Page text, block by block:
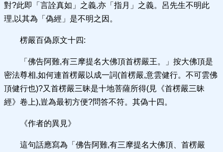
對?此即「言詮真如」之義,亦「指月」之義。呂先生不明此
理,以其為「偽經」是不明之因。
楞嚴百偽原文十四:
「佛告阿難,有三摩提名大佛頂首楞嚴王。」按大佛頂是
密法尊相,如何連首楞嚴以成一詞(首楞嚴,意雲健行。不可雲佛
頂健行也)?又首楞嚴三昧是十地菩薩所得(見《首楞嚴三昧
經》卷上),豈為最初方便?問答不符。其偽十四。
《作者的異見》
這句話應寫為「佛告阿難,有三摩提名大佛頂、首楞嚴